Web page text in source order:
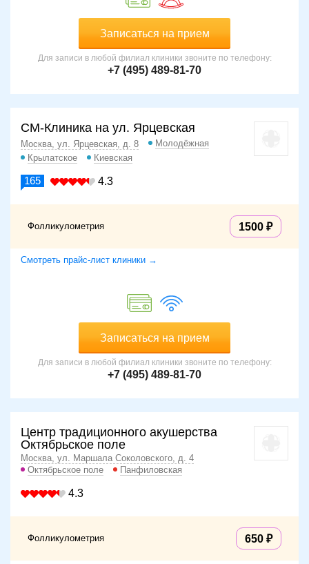
Записаться на прием
Для записи в любой филиал клиники звоните по телефону:
+7 (495) 489-81-70
СМ-Клиника на ул. Ярцевская
Москва, ул. Ярцевская, д. 8
Молодёжная
Крылатское
Киевская
165 4.3
Фолликулометрия 1500
Смотреть прайс-лист клиники →
Записаться на прием
Для записи в любой филиал клиники звоните по телефону:
+7 (495) 489-81-70
Центр традиционного акушерства
Октябрьское поле
Москва, ул. Маршала Соколовского, д. 4
Октябрьское поле
Панфиловская
4.3
Фолликулометрия 650